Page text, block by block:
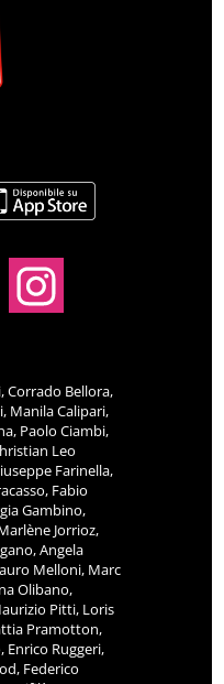
Corrado Bellora,
Manila Calipari,
Paolo Ciambi,
Leo
Farinella,
Fabio
Gambino,
Jorrioz,
Angela
Melloni, Marc
Olibano,
Pitti, Loris
Pramotton,
Enrico Ruggeri,
Federico